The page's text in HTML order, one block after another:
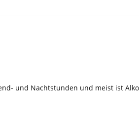
und Nachtstunden und meist ist